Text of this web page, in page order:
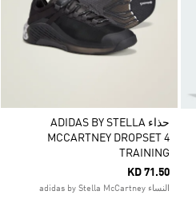
حذاء ADIDAS BY STELLA
MCCARTNEY DROPSET 4
TRAINING
KD 71.50
النساء adidas by Stella McCartney